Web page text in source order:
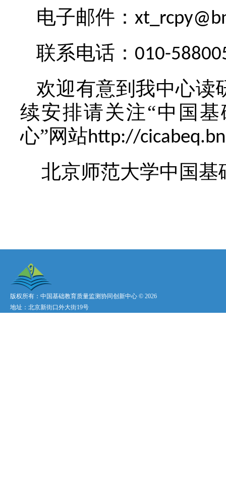
电子邮件：
联系电话： 010-
欢迎有意到我中心读
续安排请关注“中国
心”网站http://
北京师范大学中国
地址：北京新街口外大街19号